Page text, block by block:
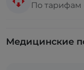
По тарифам
Медицинские